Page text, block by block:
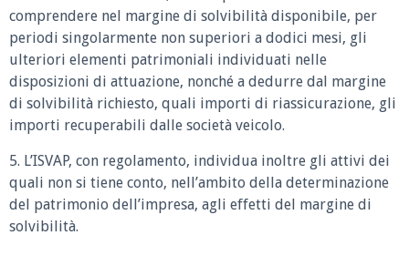
comprendere nel margine di solvibilità disponibile, per
periodi singolarmente non superiori a dodici mesi, gli
ulteriori elementi patrimoniali individuati nelle
disposizioni di attuazione, nonché a dedurre dal margine
di solvibilità richiesto, quali importi di riassicurazione, gli
importi recuperabili dalle società veicolo.
5. L’ISVAP, con regolamento, individua inoltre gli attivi dei
quali non si tiene conto, nell’ambito della determinazione
del patrimonio dell’impresa, agli effetti del margine di
solvibilità.